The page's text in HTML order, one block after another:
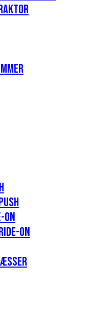
on
on